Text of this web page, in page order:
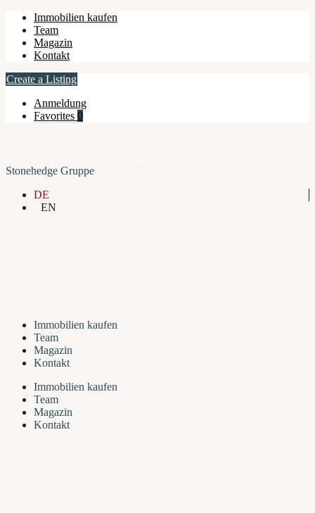
Immobilien kaufen
Team
Magazin
Kontakt
Create a Listing
Anmeldung
Favorites 0
Stonehedge Gruppe
DE
EN
Immobilien kaufen
Team
Magazin
Kontakt
Immobilien kaufen
Team
Magazin
Kontakt